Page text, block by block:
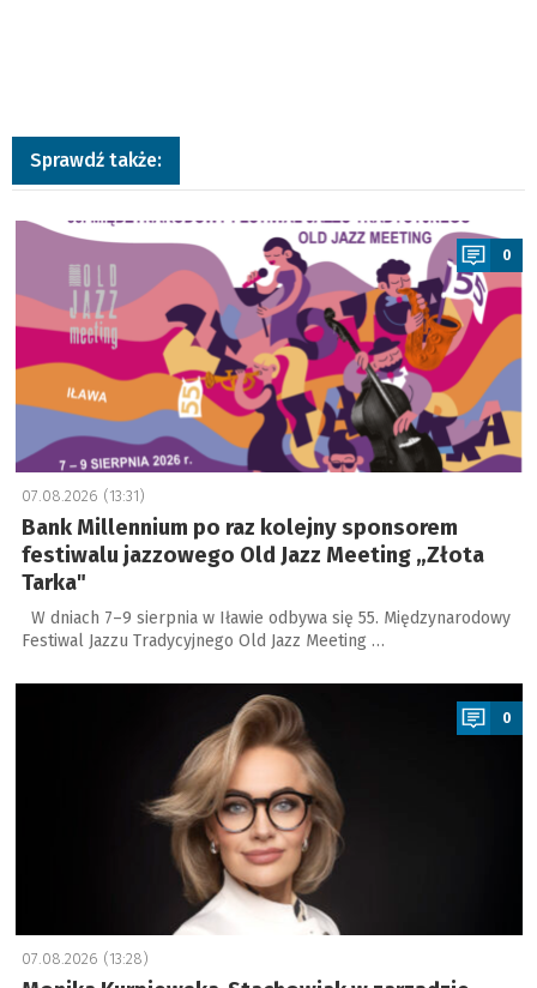
Sprawdź także:
a
0
07.08.2026 (13:31)
Bank Millennium po raz kolejny sponsorem
festiwalu jazzowego Old Jazz Meeting „Złota
Tarka"
W dniach 7–9 sierpnia w Iławie odbywa się 55. Międzynarodowy
Festiwal Jazzu Tradycyjnego Old Jazz Meeting …
a
0
07.08.2026 (13:28)